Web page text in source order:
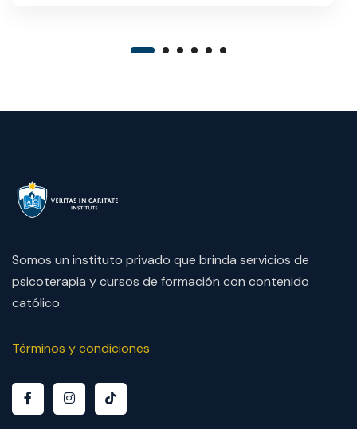
Somos un instituto privado que brinda servicios de
psicoterapia y cursos de formación con contenido
católico.
Términos y condiciones